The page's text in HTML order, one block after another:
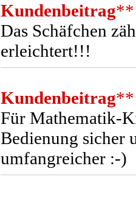
Kundenbeitrag**
Das Schäfchen
erleichtert!!!
Kundenbeitrag**
Für Mathematik-
Bedienung sicher
umfangreicher :-)